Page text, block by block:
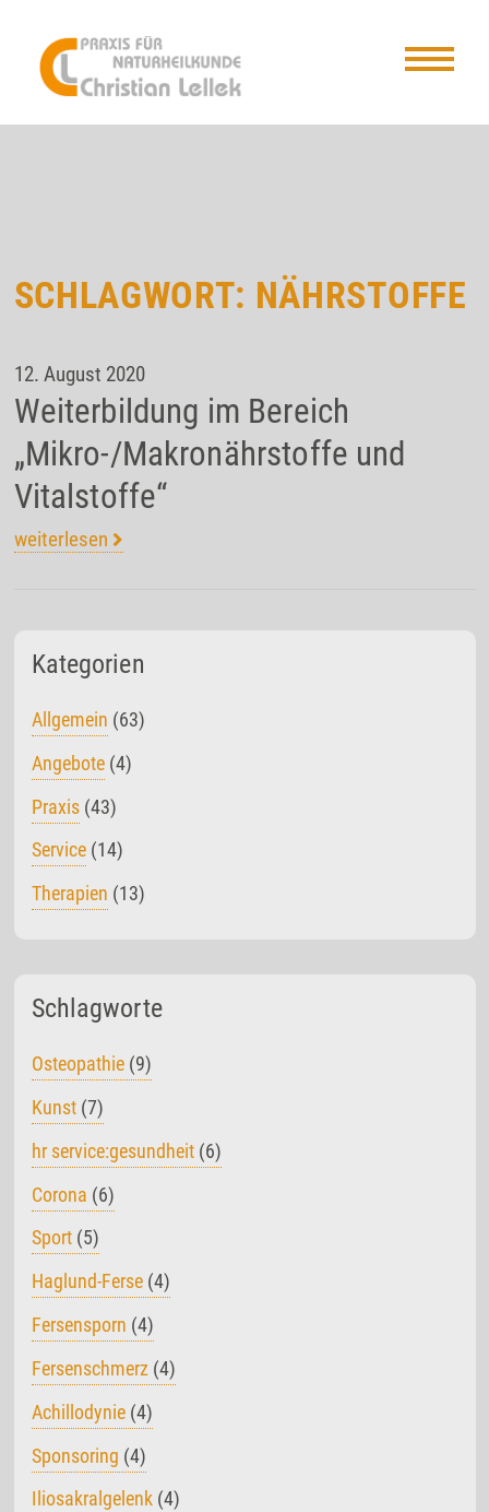
SCHLAGWORT: NÄHRSTOFFE
12. August 2020
Weiterbildung im Bereich
„Mikro-/Makronährstoffe und
Vitalstoffe“
weiterlesen
Kategorien
Allgemein (63)
Angebote(4)
Praxis(43)
Service(14)
Therapien (13)
Schlagworte
Osteopathie (9)
Kunst (7)
hr service:gesundheit (6)
Corona (6)
Sport (5)
Haglund-Ferse (4)
Fersensporn (4)
Fersenschmerz (4)
Achillodynie (4)
Sponsoring (4)
Iliosakralgelenk (4)